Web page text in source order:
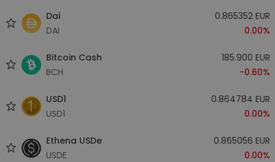
Dai
DAI
0.865352 EUR
0.00%
Bitcoin Cash
BCH
185.900 EUR
-0.60%
USD1
USD1
0.864784 EUR
0.00%
Ethena USDe
USDE
0.865056 EUR
0.00%